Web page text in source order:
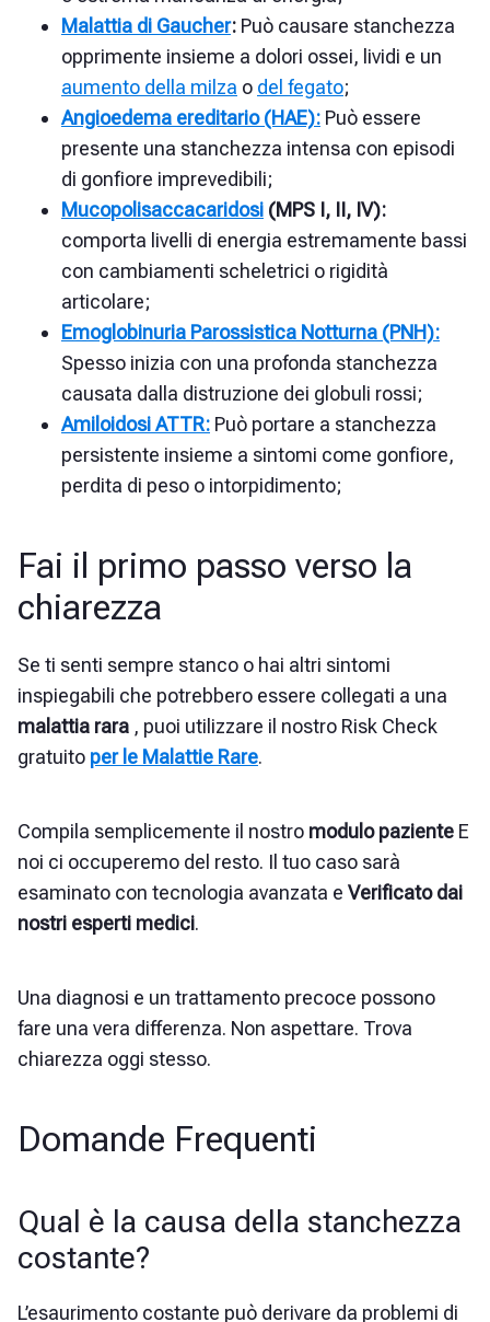
Malattia di Gaucher: Può causare stanchezza
opprimente insieme a dolori ossei, lividi e un
aumento della milza o del fegato;
Angioedema ereditario (HAE): Può essere
presente una stanchezza intensa con episodi
di gonfiore imprevedibili;
Mucopolisaccacaridosi (MPS I, II, IV):
comporta livelli di energia estremamente bassi
con cambiamenti scheletrici o rigidità
articolare;
Emoglobinuria Parossistica Notturna (PNH):
Spesso inizia con una profonda stanchezza
causata dalla distruzione dei globuli rossi;
Amiloidosi ATTR: Può portare a stanchezza
persistente insieme a sintomi come gonfiore,
perdita di peso o intorpidimento;
Fai il primo passo verso la
chiarezza
Se ti senti sempre stanco o hai altri sintomi
inspiegabili che potrebbero essere collegati a una
malattia rara , puoi utilizzare il nostro Risk Check
gratuito per le Malattie Rare.
Compila semplicemente il nostro modulo paziente E
noi ci occuperemo del resto. Il tuo caso sarà
esaminato con tecnologia avanzata e Verificato dai
nostri esperti medici.
Una diagnosi e un trattamento precoce possono
fare una vera differenza. Non aspettare. Trova
chiarezza oggi stesso.
Domande Frequenti
Qual è la causa della stanchezza
costante?
L’esaurimento costante può derivare da problemi di